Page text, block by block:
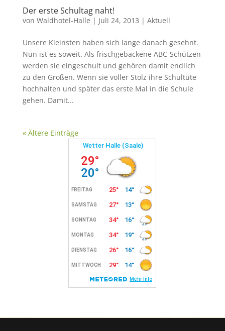
Der erste Schultag naht!
von Waldhotel-Halle | Juli 24, 2013 | Aktuell
Unsere Kleinsten haben sich lange danach gesehnt.
Nun ist es soweit. Als frischgebackene ABC-Schützen
werden sie eingeschult und gehören damit endlich
zu den Großen. Wenn sie voller Stolz ihre Schultüte
hochhalten und später das erste Mal in die Schule
gehen. Damit...
« Ältere Einträge